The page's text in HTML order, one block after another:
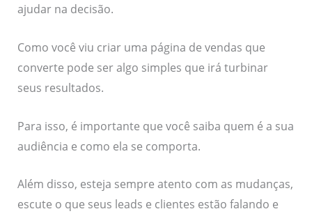
ajudar na decisão.
Como você viu criar uma página de vendas que
converte pode ser algo simples que irá turbinar
seus resultados.
Para isso, é importante que você saiba quem é a sua
audiência e como ela se comporta.
Além disso, esteja sempre atento com as mudanças,
escute o que seus leads e clientes estão falando e